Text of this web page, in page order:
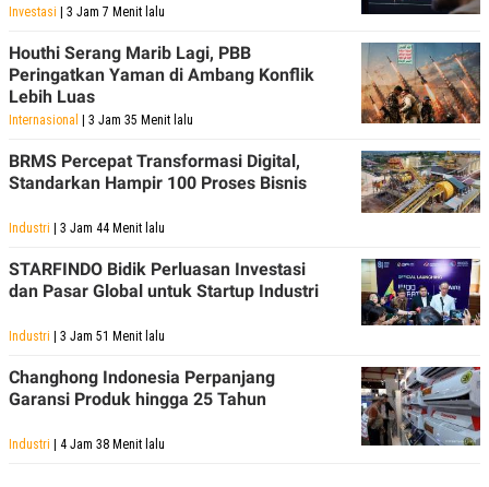
Investasi | 3 Jam 7 Menit lalu
Houthi Serang Marib Lagi, PBB
Peringatkan Yaman di Ambang Konflik
Lebih Luas
Internasional | 3 Jam 35 Menit lalu
BRMS Percepat Transformasi Digital,
Standarkan Hampir 100 Proses Bisnis
Industri | 3 Jam 44 Menit lalu
STARFINDO Bidik Perluasan Investasi
dan Pasar Global untuk Startup Industri
Industri | 3 Jam 51 Menit lalu
Changhong Indonesia Perpanjang
Garansi Produk hingga 25 Tahun
Industri | 4 Jam 38 Menit lalu